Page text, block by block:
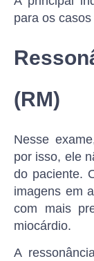
para os
(RM)
Nesse
por isso, ele
do paciente.
imagens em
com mais
miocárdio.
A